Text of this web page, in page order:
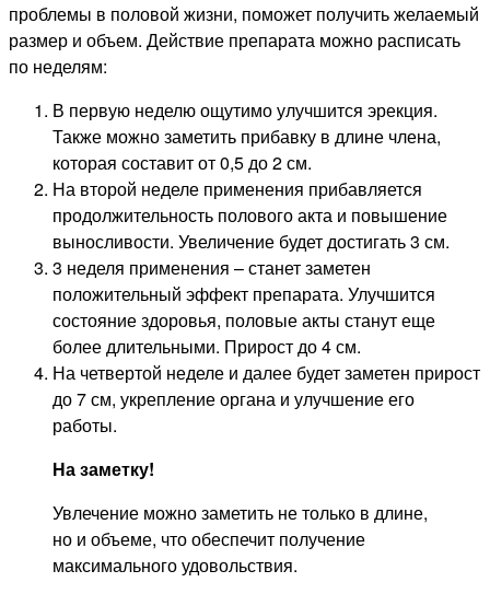
проблемы в половой жизни, поможет получить желаемый
размер и объем. Действие препарата можно расписать
по неделям:
В первую неделю ощутимо улучшится эрекция.
Также можно заметить прибавку в длине члена,
которая составит от 0,5 до 2 см.
На второй неделе применения прибавляется
продолжительность полового акта и повышение
выносливости. Увеличение будет достигать 3 см.
3 неделя применения – станет заметен
положительный эффект препарата. Улучшится
состояние здоровья, половые акты станут еще
более длительными. Прирост до 4 см.
На четвертой неделе и далее будет заметен прирост
до 7 см, укрепление органа и улучшение его
работы.
На заметку!
Увлечение можно заметить не только в длине,
но и объеме, что обеспечит получение
максимального удовольствия.